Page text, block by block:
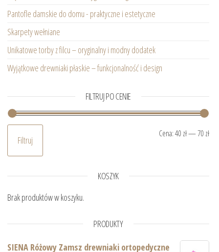
Pantofle damskie do domu - praktyczne i estetyczne
Skarpety wełniane
Unikatowe torby z filcu – oryginalny i modny dodatek
Wyjątkowe drewniaki płaskie – funkcjonalność i design
FILTRUJ PO CENIE
Filtruj
Cena:40 zł—70 zł
KOSZYK
Brak produktów w koszyku.
PRODUKTY
SIENA Różowy Zamsz drewniaki ortopedyczne